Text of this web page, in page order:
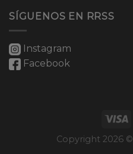
SÍGUENOS EN RRSS
Instagram
Facebook
Copyright 2026 ©